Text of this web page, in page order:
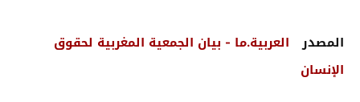
المصدر
العربية.ما - بيان الجمعية المغربية لحقوق
الإنسان